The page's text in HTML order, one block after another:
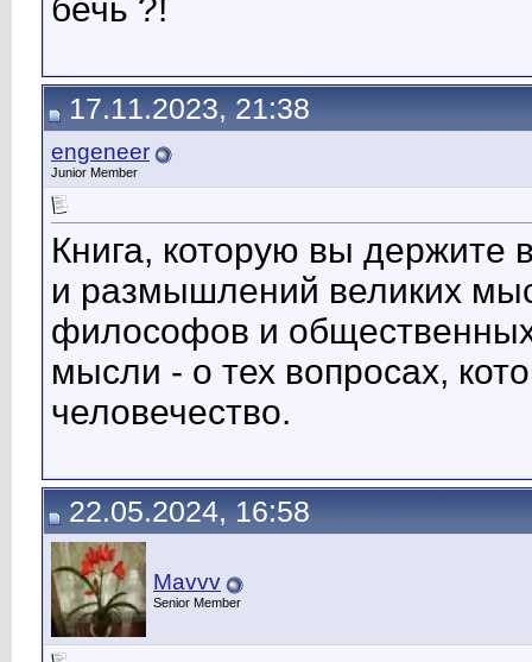
бечь ?!
17.11.2023, 21:38
engeneer
Junior Member
Книга, которую вы держите
и размышлений великих
философов и
мысли - о тех вопросах,
человечество.
22.05.2024, 16:58
Mavvv
Senior Member